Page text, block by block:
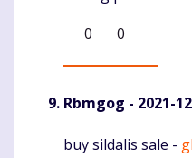
0
0
Rbmgog - 2021-
Komentaras
buy sildalis sale -